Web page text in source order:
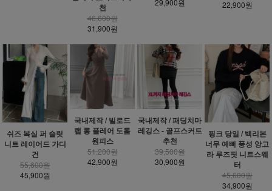
천
46,600원
31,900원
22,900원
쉬즈 복실 퍼 슬릿
니트 레이어드 가디
건
55,600원
45,900원
국내제작 / 빌로드
랩 롱 플레어 도톰
원피스
51,200원
42,900원
국내제작 / 패딩치마
레깅스 - 골프스커트
추천
39,500원
30,900원
핑크 당일 / 백리본
너무 예뻐 풍성 앙고
라 루즈핏 니트스웨
터
45,600원
34,900원